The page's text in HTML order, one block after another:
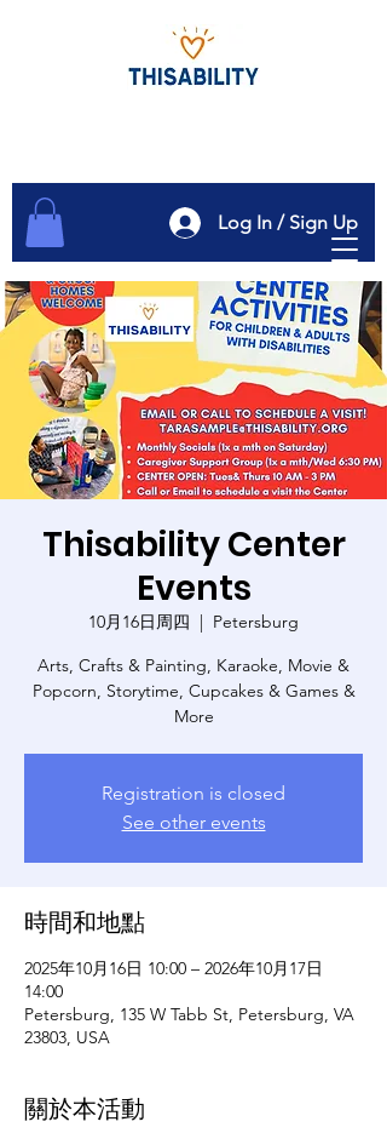
Log In / Sign Up
Thisability Center
Events
10月16日周四
  |
Petersburg
Arts, Crafts & Painting, Karaoke, Movie &
Popcorn, Storytime, Cupcakes & Games &
More
Registration is closed
See other events
時間和地點
2025年10月16日 10:00 – 2026年10月17日
14:00
Petersburg, 135 W Tabb St, Petersburg, VA
23803, USA
關於本活動